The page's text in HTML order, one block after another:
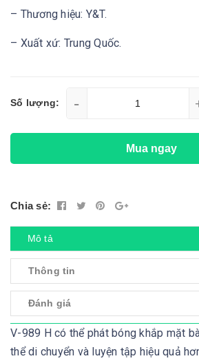
– Thương hiệu: Y&T.
– Xuất xứ: Trung Quốc.
Số lượng: -
Mua ngay
Chia sẻ:
Mô tả
Thông tin
Đánh giá
V-989 H có thể phát bóng khắp mặt
thể di chuyển và luyện tập hiệu quả